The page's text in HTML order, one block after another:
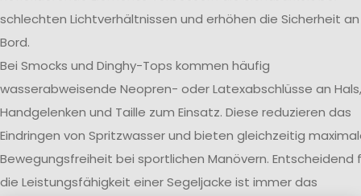
schlechten Lichtverhältnissen und erhöhen die Sicherheit an
Bord.
Bei Smocks und Dinghy-Tops kommen häufig
wasserabweisende Neopren- oder Latexabschlüsse an Hals,
Handgelenken und Taille zum Einsatz. Diese reduzieren das
Eindringen von Spritzwasser und bieten gleichzeitig
Bewegungsfreiheit bei sportlichen Manövern. Entscheidend
die Leistungsfähigkeit einer Segeljacke ist immer das